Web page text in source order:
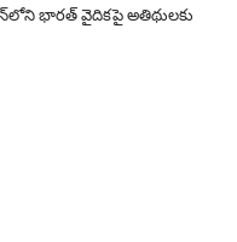
భారత్ వైదికపై అతిథులకు